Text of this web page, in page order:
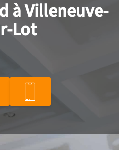
à Villeneuve-
Lot